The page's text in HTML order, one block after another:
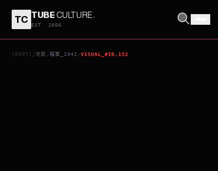
TC TUBECULTURE.
EST. 2006
[ROOT] /光影 /檔案_1942 /VISUAL_#ID.152
海角擒兇